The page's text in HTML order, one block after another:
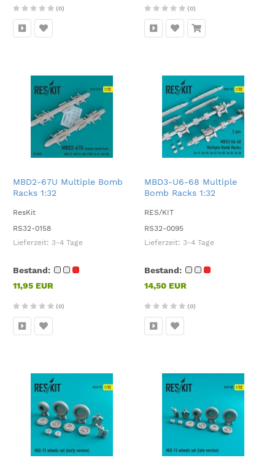
(0) (0)
MBD2-67U Multiple Bomb
Racks 1:32
ResKit
RS32-0158
Lieferzeit: 3-4 Tage
Bestand:
11,95 EUR
(0)
MBD3-U6-68 Multiple
Bomb Racks 1:32
RES/KIT
RS32-0095
Lieferzeit: 3-4 Tage
Bestand:
14,50 EUR
(0)